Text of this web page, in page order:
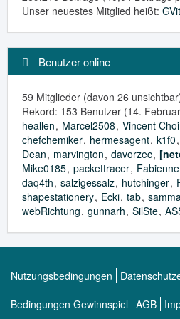
Unser neuestes Mitglied heißt:
Benutzer online
59 Mitglieder (davon 26
Rekord: 153 Benutzer (14.
heallen Marcel2508 Vincent Choi
chefchemiker hermesagent k1f0
Dean marvington davorzec
Mike0185 packettracer Fabienne
daq4th salzigessalz hutchinger
shapestationery Ecki tab
webRichtung gunnarh SilSte
Nutzungsbedingungen
Bedingungen Gewinnspiel AGB